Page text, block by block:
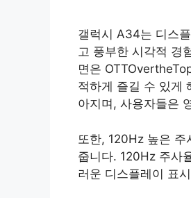
갤럭시 A34는 디스
고 풍부한 시각적 경
면은
적하게 즐길 수 있게
아지며, 사용자들은
또한, 120Hz 높은 주
줍니다. 120Hz 주사
러운 디스플레이 표